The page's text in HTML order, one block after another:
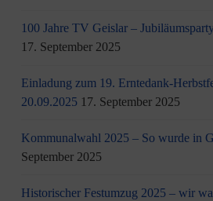
100 Jahre TV Geislar –
17. September 2025
Einladung zum 19. Erntedank-
20.09.2025 17. September 2025
Kommunalwahl 2025 – So wurde in
September 2025
Historischer Festumzug 2025 – wir